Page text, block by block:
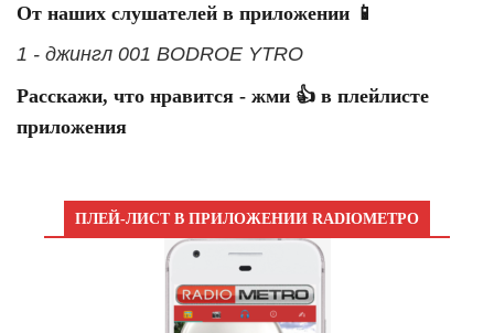
От наших слушателей в приложении 📱
1 - джингл 001 BODROE YTRO
Расскажи, что нравится - жми 👍 в плейлисте
приложения
ПЛЕЙ-ЛИСТ В ПРИЛОЖЕНИИ RADIOМЕТРО